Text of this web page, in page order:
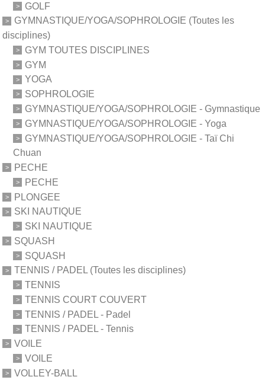
GOLF
GYMNASTIQUE/YOGA/SOPHROLOGIE (Toutes les
disciplines)
GYM TOUTES DISCIPLINES
GYM
YOGA
SOPHROLOGIE
GYMNASTIQUE/YOGA/SOPHROLOGIE - Gymnastique
GYMNASTIQUE/YOGA/SOPHROLOGIE - Yoga
GYMNASTIQUE/YOGA/SOPHROLOGIE - Taï Chi
Chuan
PECHE
PECHE
PLONGEE
SKI NAUTIQUE
SKI NAUTIQUE
SQUASH
SQUASH
TENNIS / PADEL (Toutes les disciplines)
TENNIS
TENNIS COURT COUVERT
TENNIS / PADEL - Padel
TENNIS / PADEL - Tennis
VOILE
VOILE
VOLLEY-BALL